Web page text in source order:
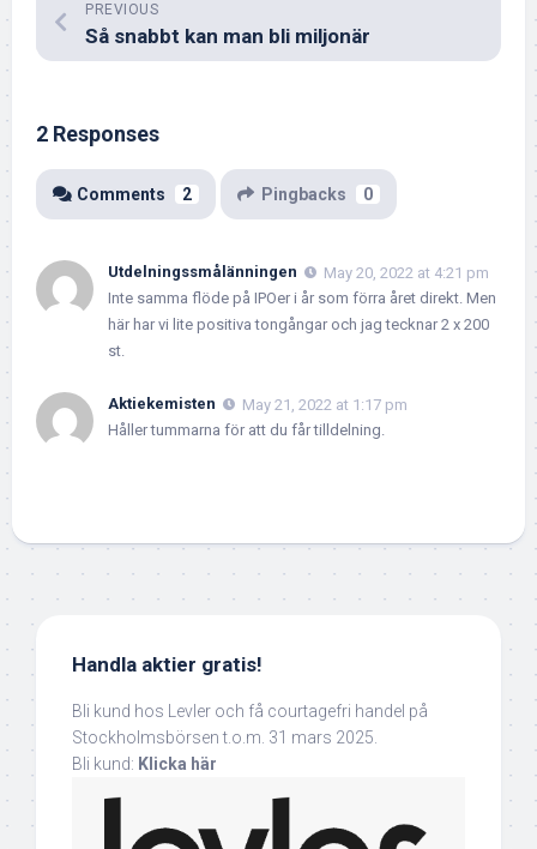
PREVIOUS
Så snabbt kan man bli miljonär
2 Responses
Comments 2 Pingbacks 0
Utdelningssmålänningen
May 20, 2022 at 4:21 pm
Inte samma flöde på IPOer i år som förra året direkt. Men
här har vi lite positiva tongångar och jag tecknar 2 x 200
st.
Aktiekemisten
May 21, 2022 at 1:17 pm
Håller tummarna för att du får tilldelning.
Handla aktier gratis!
Bli kund hos Levler och få courtagefri handel på
Stockholmsbörsen t.o.m. 31 mars 2025.
Bli kund: Klicka här